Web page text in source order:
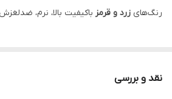
رنگ‌های زرد و قرمز باکیفیت بالا، نرم،
نقد و بررسی